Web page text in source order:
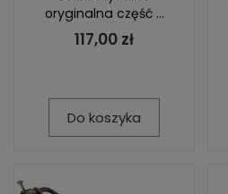
oryginalna część ...
117,00 zł
Do koszyka